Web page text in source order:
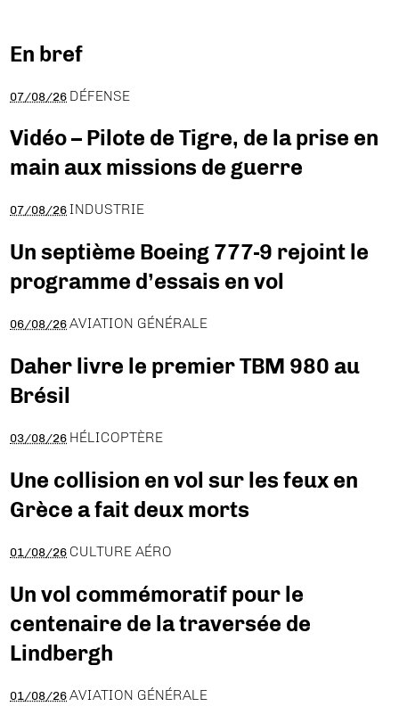
En bref
07/08/26 DÉFENSE
Vidéo – Pilote de Tigre, de la prise en
main aux missions de guerre
07/08/26 INDUSTRIE
Un septième Boeing 777-9 rejoint le
programme d’essais en vol
06/08/26 AVIATION GÉNÉRALE
Daher livre le premier TBM 980 au
Brésil
03/08/26 HÉLICOPTÈRE
Une collision en vol sur les feux en
Grèce a fait deux morts
01/08/26 CULTURE AÉRO
Un vol commémoratif pour le
centenaire de la traversée de
Lindbergh
01/08/26 AVIATION GÉNÉRALE